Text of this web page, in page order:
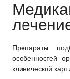
Препараты
особенностей
клинической